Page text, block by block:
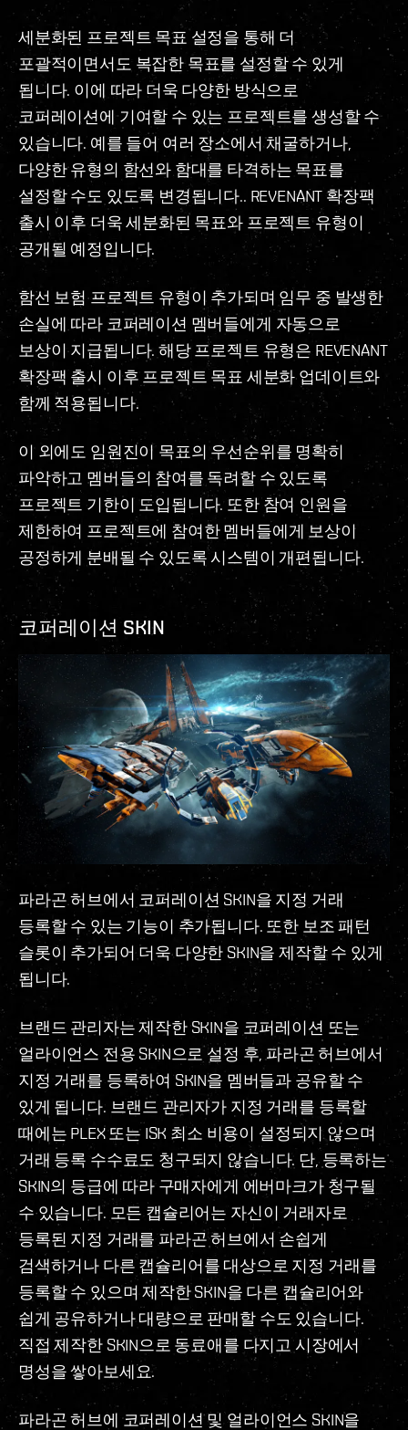
세분화된 프로젝트 목표 설정을 통해 더
포괄적이면서도 복잡한 목표를 설정할 수 있게
됩니다. 이에 따라 더욱 다양한 방식으로
코퍼레이션에 기여할 수 있는 프로젝트를 생성할 수
있습니다. 예를 들어 여러 장소에서 채굴하거나,
다양한 유형의 함선와 함대를 타격하는 목표를
설정할 수도 있도록 변경됩니다.. REVENANT 확장팩
출시 이후 더욱 세분화된 목표와 프로젝트 유형이
공개될 예정입니다.
함선 보험 프로젝트 유형이 추가되며 임무 중 발생한
손실에 따라 코퍼레이션 멤버들에게 자동으로
보상이 지급됩니다. 해당 프로젝트 유형은 REVENANT
확장팩 출시 이후 프로젝트 목표 세분화 업데이트와
함께 적용됩니다.
이 외에도 임원진이 목표의 우선순위를 명확히
파악하고 멤버들의 참여를 독려할 수 있도록
프로젝트 기한이 도입됩니다. 또한 참여 인원을
제한하여 프로젝트에 참여한 멤버들에게 보상이
공정하게 분배될 수 있도록 시스템이 개편됩니다.
코퍼레이션 SKIN
파라곤 허브에서 코퍼레이션 SKIN을 지정 거래
등록할 수 있는 기능이 추가됩니다. 또한 보조 패턴
슬롯이 추가되어 더욱 다양한 SKIN을 제작할 수 있게
됩니다.
브랜드 관리자는 제작한 SKIN을 코퍼레이션 또는
얼라이언스 전용 SKIN으로 설정 후, 파라곤 허브에서
지정 거래를 등록하여 SKIN을 멤버들과 공유할 수
있게 됩니다. 브랜드 관리자가 지정 거래를 등록할
때에는 PLEX 또는 ISK 최소 비용이 설정되지 않으며
거래 등록 수수료도 청구되지 않습니다. 단, 등록하는
SKIN의 등급에 따라 구매자에게 에버마크가 청구될
수 있습니다. 모든 캡슐리어는 자신이 거래자로
등록된 지정 거래를 파라곤 허브에서 손쉽게
검색하거나 다른 캡슐리어를 대상으로 지정 거래를
등록할 수 있으며 제작한 SKIN을 다른 캡슐리어와
쉽게 공유하거나 대량으로 판매할 수도 있습니다.
직접 제작한 SKIN으로 동료애를 다지고 시장에서
명성을 쌓아보세요.
파라곤 허브에 코퍼레이션 및 얼라이언스 SKIN을